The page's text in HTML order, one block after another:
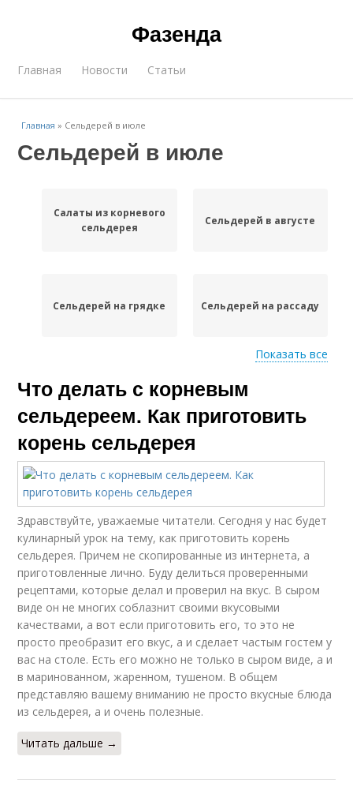
Фазенда
Главная Новости Статьи
Главная » Сельдерей в июле
Сельдерей в июле
Салаты из корневого
сельдерея
Сельдерей в августе
Сельдерей на грядке Сельдерей на рассаду
Сельдерей на зиму Корневой сельдерей
Показать все
Что делать с корневым
сельдереем. Как приготовить
корень сельдерея
Здравствуйте, уважаемые читатели. Сегодня у нас будет
кулинарный урок на тему, как приготовить корень
сельдерея. Причем не скопированные из интернета, а
приготовленные лично. Буду делиться проверенными
рецептами, которые делал и проверил на вкус. В сыром
виде он не многих соблазнит своими вкусовыми
качествами, а вот если приготовить его, то это не
просто преобразит его вкус, а и сделает частым гостем у
вас на столе. Есть его можно не только в сыром виде, а и
в маринованном, жаренном, тушеном. В общем
представляю вашему вниманию не просто вкусные блюда
из сельдерея, а и очень полезные.
Читать дальше →